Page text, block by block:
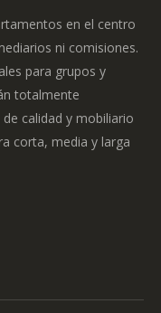
en el centro
ni comisiones.
para grupos y
totalmente
calidad y mobiliario
corta, media y larga